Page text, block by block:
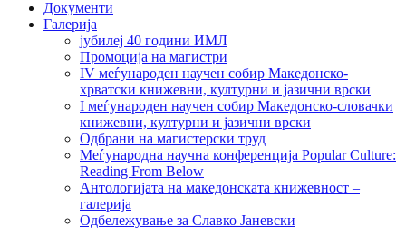
Документи
Галерија
јубилеј 40 години ИМЛ
Промоција на магистри
IV меѓународен научен собир Македонско-
хрватски книжевни, културни и јазични врски
I меѓународен научен собир Македонско-словачки
книжевни, културни и јазични врски
Одбрани на магистерски труд
Меѓународна научна конференција Popular Culture:
Reading From Below
Антологијата на македонската книжевност –
галерија
Одбележување за Славко Јаневски